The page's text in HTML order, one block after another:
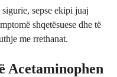
sepse ekipi juaj
shqetësuese dhe të
me rrethanat.
Acetaminophen